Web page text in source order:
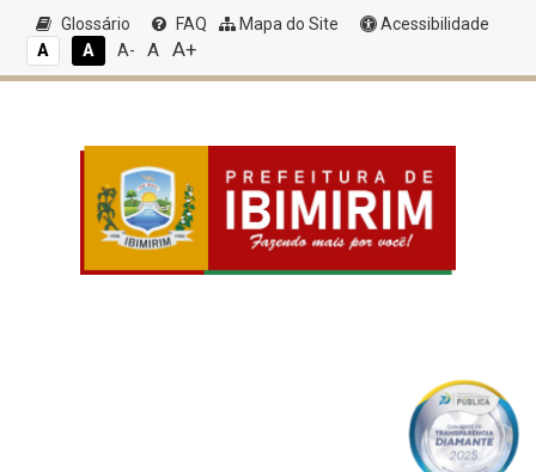
Glossário FAQ Mapa do Site
Acessibilidade
A
A A- A A+